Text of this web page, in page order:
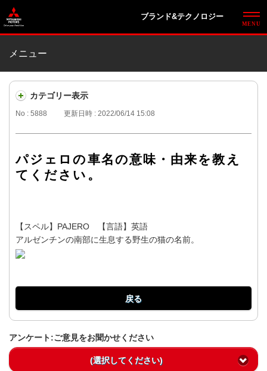
ブランド&テクノロジー
メニュー
カテゴリー表示
No : 5888 更新日時 : 2022/06/14 15:08
パジェロの車名の意味・由来を教え
てください。
【スペル】PAJERO 【言語】英語
アルゼンチンの南部に生息する野生の猫の名前。
戻る
アンケート:ご意見をお聞かせください
(選択してください)